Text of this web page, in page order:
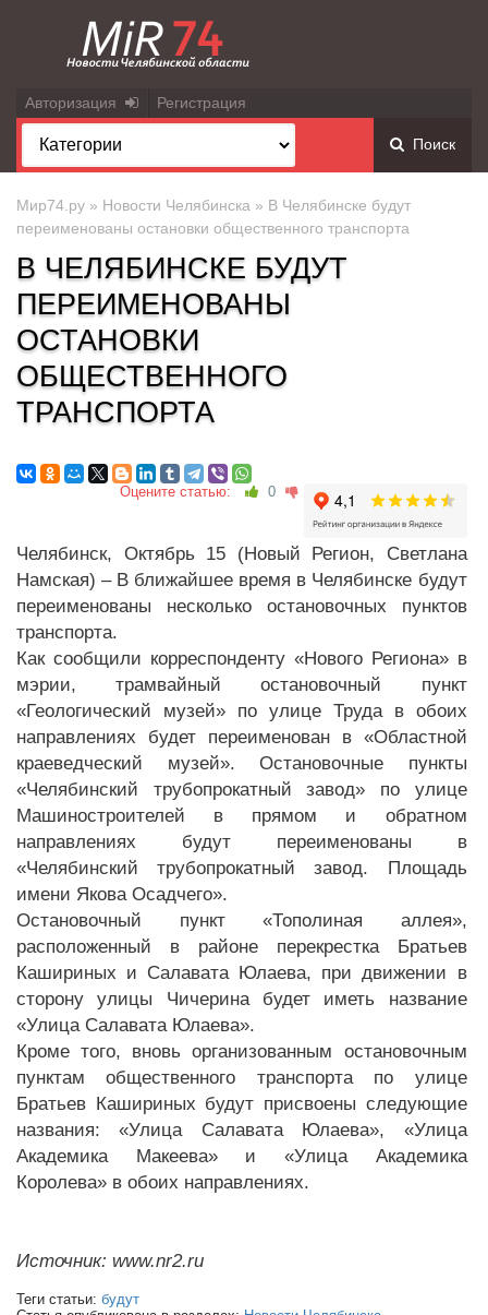
Авторизация Регистрация
Поиск
Мир74.ру » Новости Челябинска » В Челябинске будут
переименованы остановки общественного транспорта
В ЧЕЛЯБИНСКЕ БУДУТ
ПЕРЕИМЕНОВАНЫ
ОСТАНОВКИ
ОБЩЕСТВЕННОГО
ТРАНСПОРТА
Оцените статью: 0
Челябинск, Октябрь 15 (Новый Регион, Светлана
Намская) – В ближайшее время в Челябинске будут
переименованы несколько остановочных пунктов
транспорта.
Как сообщили корреспонденту «Нового Региона» в
мэрии, трамвайный остановочный пункт
«Геологический музей» по улице Труда в обоих
направлениях будет переименован в «Областной
краеведческий музей». Остановочные пункты
«Челябинский трубопрокатный завод» по улице
Машиностроителей в прямом и обратном
направлениях будут переименованы в
«Челябинский трубопрокатный завод. Площадь
имени Якова Осадчего».
Остановочный пункт «Тополиная аллея»,
расположенный в районе перекрестка Братьев
Кашириных и Салавата Юлаева, при движении в
сторону улицы Чичерина будет иметь название
«Улица Салавата Юлаева».
Кроме того, вновь организованным остановочным
пунктам общественного транспорта по улице
Братьев Кашириных будут присвоены следующие
названия: «Улица Салавата Юлаева», «Улица
Академика Макеева» и «Улица Академика
Королева» в обоих направлениях.
Источник: www.nr2.ru
Теги статьи: будут